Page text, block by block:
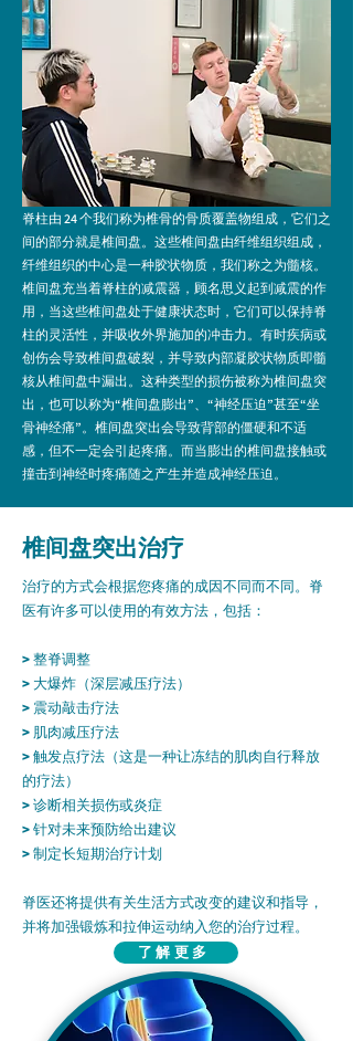
脊柱由 24 个我们称为椎骨的骨质覆盖物组成，它们之
间的部分就是椎间盘。这些椎间盘由纤维组织组成，
纤维组织的中心是一种胶状物质，我们称之为髓核。
椎间盘充当着脊柱的减震器，顾名思义起到减震的作
用，当这些椎间盘处于健康状态时，它们可以保持脊
柱的灵活性，并吸收外界施加的冲击力。有时疾病或
创伤会导致椎间盘破裂，并导致内部凝胶状物质即髓
核从椎间盘中漏出。这种类型的损伤被称为椎间盘突
出，也可以称为“椎间盘膨出”、“神经压迫”甚至“坐
骨神经痛”。椎间盘突出会导致背部的僵硬和不适
感，但不一定会引起疼痛。而当膨出的椎间盘接触或
撞击到神经时疼痛随之产生并造成神经压迫。
椎间盘突出治疗
治疗的方式会根据您疼痛的成因不同而不同。脊
医有许多可以使用的有效方法，包括：
>整脊调整
> 大爆炸（深层减压疗法）
> 震动敲击疗法
> 肌肉减压疗法
>触发点疗法（这是一种让冻结的肌肉自行释放
的疗法）
>诊断相关损伤或炎症
>针对未来预防给出建议
>制定长短期治疗计划
脊医还将提供有关生活方式改变的建议和指导，
并将加强锻炼和拉伸运动纳入您的治疗过程。
了解更多